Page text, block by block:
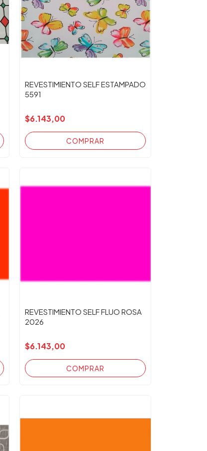
REVESTIMIENTO SELF ESTAMPADO
5591
$6.143,00
REVESTIMIENTO SELF FLUO ROSA
2026
$6.143,00